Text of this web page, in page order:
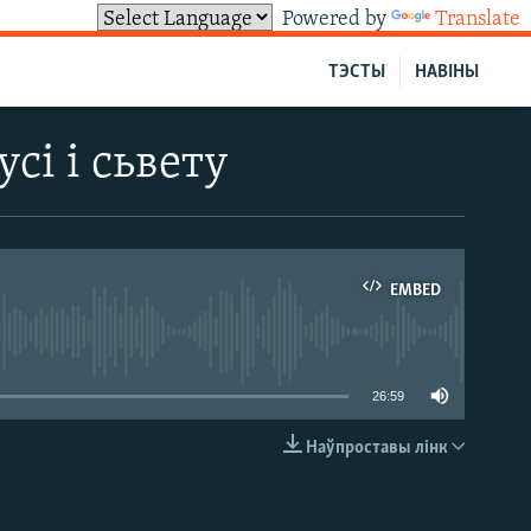
Powered by Translate
НАВІНЫ
ТЭСТЫ
і сьвету
EMBED
26:59
Наўпроставы лінк